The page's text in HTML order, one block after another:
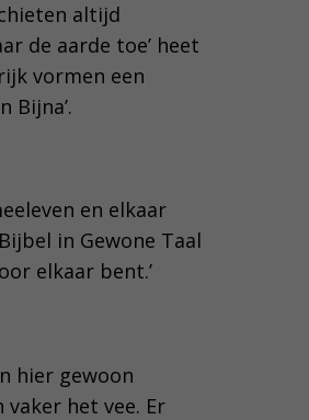
altijd
de aarde toe’ heet
vormen een
Bijna’.
en elkaar
in Gewone Taal
elkaar bent.’
hier gewoon
het vee. Er